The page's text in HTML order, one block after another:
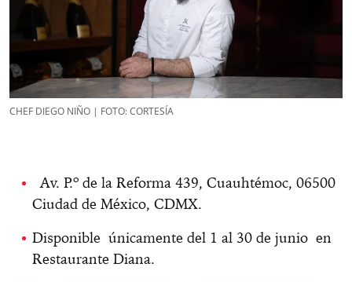
CHEF DIEGO NIÑO | FOTO: CORTESÍA
Av. P.º de la Reforma 439, Cuauhtémoc, 06500
Ciudad de México, CDMX.
Disponible únicamente del 1 al 30 de junio en
Restaurante Diana.